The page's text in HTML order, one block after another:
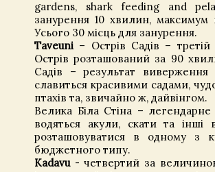
gardens, shark feeding and
занурення 10 хвилин, максимум
Усього 30 місць для занурення.
Taveuni – Острів Садів –
Острів розташований за 90
Садів – результат
славиться красивими садами,
птахів та, звичайно ж, дайвінгом.
Велика Біла Стіна –
водяться акули, скати та інші
розташовуватися в одному з
бюджетного типу.
Kadavu- четвертий за